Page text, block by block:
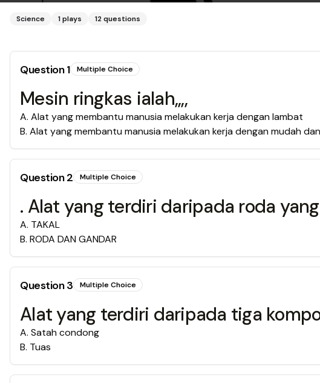
Science 1plays 12questions
Question1 Multiple Choice
Mesin ringkas ialah,,,,
A. Alat yang membantu manusia melakukan kerja dengan lambat
B. Alat yang membantu manusia melakukan kerja dengan mudah
Question2 Multiple Choice
. Alat yang terdiri daripada roda
A. TAKAL
B. RODA DAN GANDAR
Question3 Multiple Choice
Alat yang terdiri daripada tiga
A. Satah condong
B. Tuas